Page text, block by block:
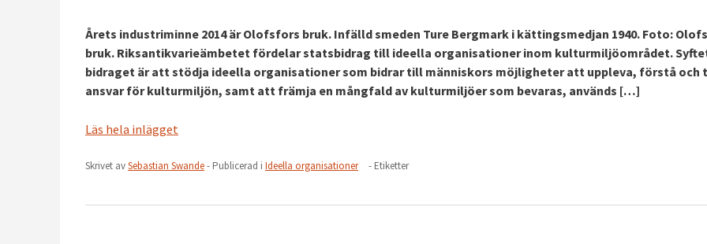
Årets industriminne 2014 är Olofsfors bruk. Infälld smeden Ture Bergmark i kättingsmedjan 1940. Foto:
bruk. Riksantikvarieämbetet fördelar statsbidrag till ideella organisationer inom kulturmiljöområdet.
bidraget är att stödja ideella organisationer som bidrar till människors möjligheter att uppleva, förstå och
ansvar för kulturmiljön, samt att främja en mångfald av kulturmiljöer som bevaras, används […]
Läs hela inlägget
Skrivet avSebastian Swande- Publicerad i Ideella organisationer - Etiketter